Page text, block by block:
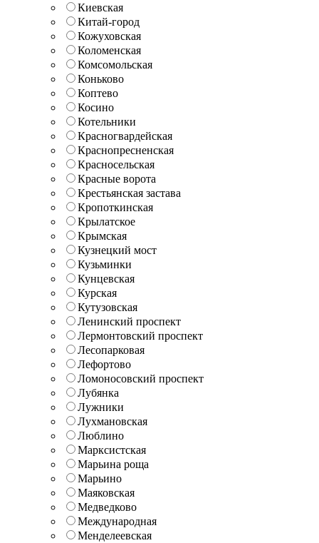
Киевская
Китай-город
Кожуховская
Коломенская
Комсомольская
Коньково
Коптево
Косино
Котельники
Красногвардейская
Краснопресненская
Красносельская
Красные ворота
Крестьянская застава
Кропоткинская
Крылатское
Крымская
Кузнецкий мост
Кузьминки
Кунцевская
Курская
Кутузовская
Ленинский проспект
Лермонтовский проспект
Лесопарковая
Лефортово
Ломоносовский проспект
Лубянка
Лужники
Лухмановская
Люблино
Марксистская
Марьина роща
Марьино
Маяковская
Медведково
Международная
Менделеевская